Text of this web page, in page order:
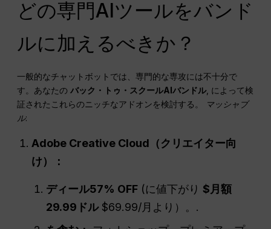
どの専門AIツールをバンド
ルに加えるべきか？
一般的なチャットボットでは、専門的な専攻には不十分で
す。あなたのバック・トゥ・スクールAIバンドル, によって検
証されたこれらのニッチなアドオンを検討する。
マッシャブ
ル:
Adobe Creative Cloud（クリエイター向
け）：
ディール57% OFF (に値下がり$月額
29.99ドル$69.99/月より）。.